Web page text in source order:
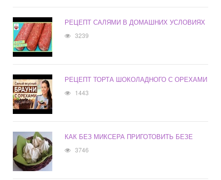
РЕЦЕПТ САЛЯМИ В ДОМАШНИХ УСЛОВИЯХ
3239
РЕЦЕПТ ТОРТА ШОКОЛАДНОГО С ОРЕХАМИ
1443
КАК БЕЗ МИКСЕРА ПРИГОТОВИТЬ БЕЗЕ
3746